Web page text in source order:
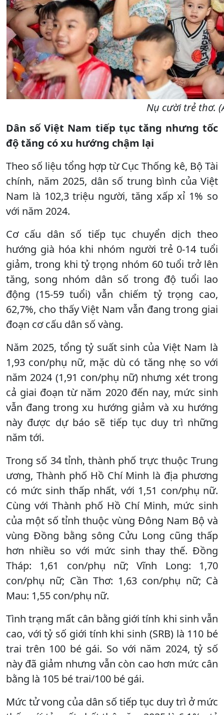
Nụ cười trẻ thơ.
Dân số Việt Nam tiếp tục tăng nhưng tốc
độ tăng có xu hướng chậm lại
Theo số liệu tổng hợp từ Cục Thống kê, Bộ Tài
chính, năm 2025, dân số trung bình của Việt
Nam là 102,3 triệu người, tăng xấp xỉ 1% so
với năm 2024.
Cơ cấu dân số tiếp tục chuyển dịch theo
hướng già hóa khi nhóm người trẻ 0-14 tuổi
giảm, trong khi tỷ trọng nhóm 60 tuổi trở lên
tăng, song nhóm dân số trong độ tuổi lao
động (15-59 tuổi) vẫn chiếm tỷ trọng cao,
62,7%, cho thấy Việt Nam vẫn đang trong giai
đoạn cơ cấu dân số vàng.
Năm 2025, tổng tỷ suất sinh của Việt Nam là
1,93 con/phụ nữ, mặc dù có tăng nhẹ so với
năm 2024 (1,91 con/phụ nữ) nhưng xét trong
cả giai đoạn từ năm 2020 đến nay, mức sinh
vẫn đang trong xu hướng giảm và xu hướng
này được dự báo sẽ tiếp tục duy trì những
năm tới.
Trong số 34 tỉnh, thành phố trực thuộc Trung
ương, Thành phố Hồ Chí Minh là địa phương
có mức sinh thấp nhất, với 1,51 con/phụ nữ.
Cùng với Thành phố Hồ Chí Minh, mức sinh
của một số tỉnh thuộc vùng Đông Nam Bộ và
vùng Đồng bằng sông Cửu Long cũng thấp
hơn nhiều so với mức sinh thay thế. Đồng
Tháp: 1,61 con/phụ nữ; Vĩnh Long: 1,70
con/phụ nữ; Cần Thơ: 1,63 con/phụ nữ; Cà
Mau: 1,55 con/phụ nữ.
Tình trạng mất cân bằng giới tính khi sinh vẫn
cao, với tỷ số giới tính khi sinh (SRB) là 110 bé
trai trên 100 bé gái. So với năm 2024, tỷ số
này đã giảm nhưng vẫn còn cao hơn mức cân
bằng là 105 bé trai/100 bé gái.
Mức tử vong của dân số tiếp tục duy trì ở mức